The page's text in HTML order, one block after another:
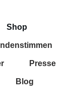
Shop
Presse
Blog